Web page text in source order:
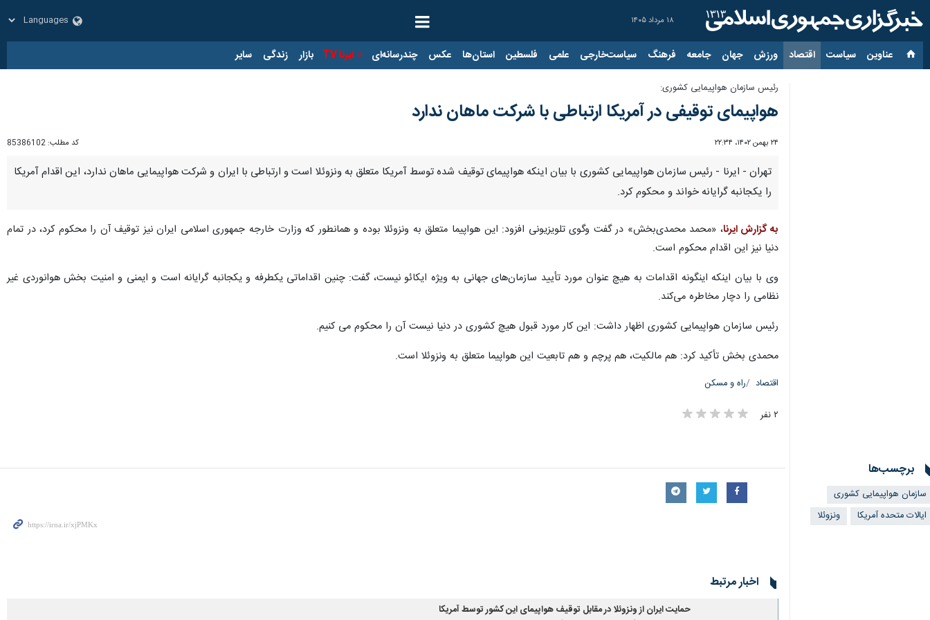
۱۸ مرداد ۱۴۰۵
عناوین‌ سیاست اقتصاد ورزش جهان جامعه فرهنگ سیاست‌خارجی علمی فلسطین استان‌ها عکس چندرسانه‌ای ایرنا TV بازار زندگی سایر
رئیس سازمان هواپیمایی کشوری:
هواپیمای توقیفی در آمریکا ارتباطی با شرکت ماهان ندارد
۲۴ بهمن ۱۴۰۲، ۲۲:۳۴ کد مطلب: 85386102
تهران - ایرنا - رئیس سازمان هواپیمایی کشوری با بیان اینکه هواپیمای توقیف شده توسط آمریکا متعلق به ونزوئلا است و ارتباطی با ایران و شرکت هواپیمایی ماهان ندارد، این اقدام آمریکا
را یکجانبه گرایانه خواند و محکوم کرد.
به گزارش ایرنا، «محمد محمدی‌بخش» در گفت‌ وگوی تلویزیونی افزود: این هواپیما متعلق به ونزوئلا بوده و همانطور که وزارت خارجه جمهوری اسلامی ایران نیز توقیف آن را محکوم کرد، در تمام
دنیا نیز این اقدام محکوم است.
وی با بیان اینکه اینگونه اقدامات به هیچ عنوان مورد تأیید سازمان‌های جهانی به ویژه ایکائو نیست، گفت: چنین اقداماتی یکطرفه و یکجانبه گرایانه است و ایمنی و امنیت بخش هوانوردی غیر
نظامی را دچار مخاطره می‌کند.
رئیس سازمان هواپیمایی کشوری اظهار داشت: این کار مورد قبول هیچ کشوری در دنیا نیست آن را محکوم می کنیم.
محمدی بخش تأکید کرد: هم مالکیت، هم پرچم و هم تابعیت این هواپیما متعلق به ونزوئلا است.
اقتصاد راه و مسکن
۲ نفر
برچسب‌ها
سازمان هواپیمایی کشوری
ایالات متحده آمریکا
ونزوئلا
اخبار مرتبط
حمایت ایران از ونزوئلا در مقابل توقیف هواپیمای این کشور توسط آمریکا